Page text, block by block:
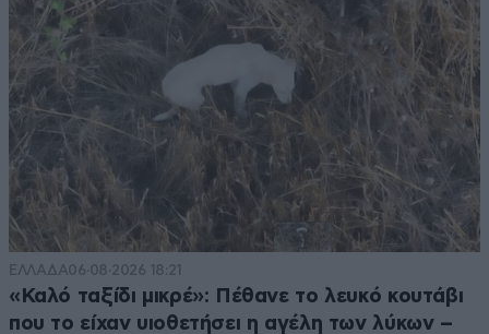
ΕΛΛΑΔΑ06·08·2026 18:21
«Καλό ταξίδι μικρέ»: Πέθανε το λευκό κουτάβι
που το είχαν υιοθετήσει η αγέλη των λύκων –